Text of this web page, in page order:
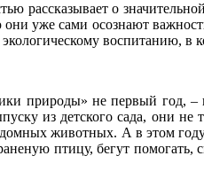
рассказывает о
уже сами осознают
воспитанию, в
природы» не первый год,
из детского сада, они
животных. А в этом
птицу, бегут